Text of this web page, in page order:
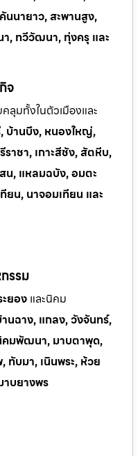
นายาว, สะพานสูง,
, ทวีวัฒนา, ทุ่งครุ และ
จ
คลุมทั้งในตัวเมืองและ
บ้านบึง, หนองใหญ่,
าชา, เกาะสีชัง, สัตหีบ,
น, แหลมฉบัง, อมตะ
น, นาจอมเทียน และ
รรม
ะยอง และนิคม
นฉาง, แกลง, วังจันทร์,
คมพัฒนา, มาบตาพุด,
ทับมา, เนินพระ, ห้วย
าบยางพร